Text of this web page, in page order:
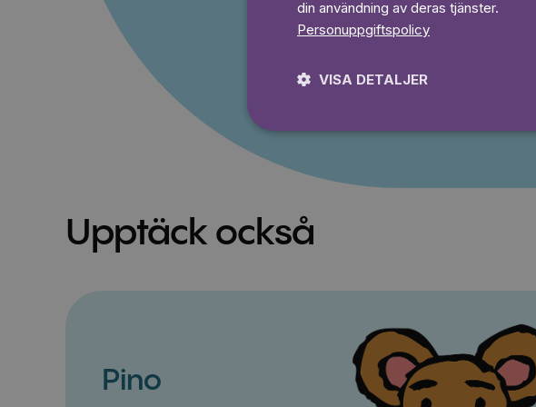
Prova 7 dagar gratis
Upptäck också
Pino
din användning av deras tjänster.
Personuppgiftspolicy
VISA DETALJER